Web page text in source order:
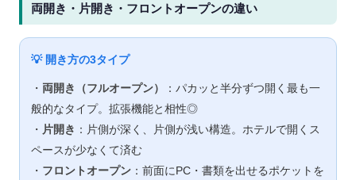
両開き・片開き・フロントオープンの違い
💡 開き方の3タイプ
・ 両開き（フルオープン）
：パカッと半分ずつ開く最も一
般的なタイプ。拡張機能と相性◎
・ 片開き ：片側が深く、片側が浅い構造。ホテルで開くス
ペースが少なくて済む
・ フロントオープン ：前面にPC・書類を出せるポケットを